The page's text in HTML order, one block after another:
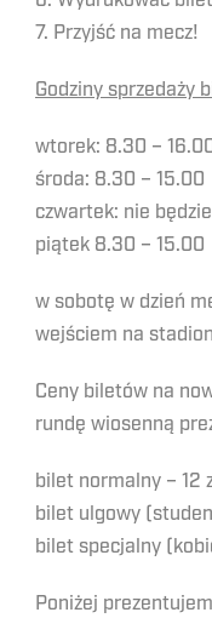
7. Przyjść na mecz!
Godziny sprzedaży
wtorek: 8.30 –
środa: 8.30 – 15.00
czwartek: nie
piątek 8.30 – 15.00
w sobotę w dzień
wejściem na
Ceny biletów na
rundę wiosenną
bilet normalny – 12
bilet ulgowy
bilet specjalny
Poniżej